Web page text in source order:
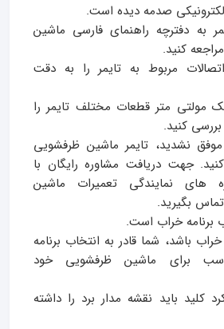
صدمه دیده است.
به دفترچه راهنمای فارسی ماشین
کنید.
مربوط به تایمر را به دقت
مولتی متر قطعات مختلف تایمر را
کنید.
نشدید، تایمر ماشین ظرفشویی
جهت دریافت مشاوره رایگان با
های نمایندگی تعمیرات ماشین
بگیرید.
برنامه خراب است.
باشد، شما قادر به انتخاب برنامه
برای ماشین ظرفشویی خود
کلید باید نقشه مدار برد را داشته